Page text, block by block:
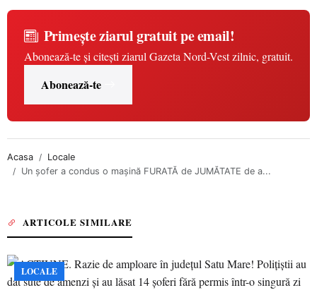
Primește ziarul gratuit pe email!
Abonează-te și citești ziarul Gazeta Nord-Vest zilnic, gratuit.
Abonează-te
Acasa
Locale
Un şofer a condus o maşină FURATĂ de JUMĂTATE de a...
ARTICOLE SIMILARE
LOCALE